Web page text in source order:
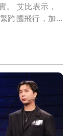
...僅為她個人陳述，並未獲航空公司證實。 艾比表示，
跨國飛行，加